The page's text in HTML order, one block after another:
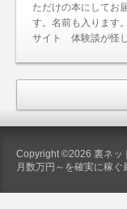
ただけの本にしてお
す。名前も入ります
サイト 体験談が怪
Copyright ©2026 裏ネッ
月数万円～を確実に稼